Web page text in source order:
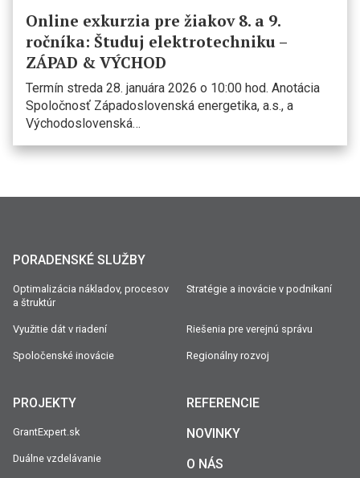
Online exkurzia pre žiakov 8. a 9.
ročníka: Študuj elektrotechniku –
ZÁPAD & VÝCHOD
Termín streda 28. januára 2026 o 10:00 hod. Anotácia
Spoločnosť Západoslovenská energetika, a.s., a
Východoslovenská…
PORADENSKÉ SLUŽBY
Optimalizácia nákladov, procesov
a štruktúr
Stratégie a inovácie v podnikaní
Využitie dát v riadení Riešenia pre verejnú správu
Spoločenské inovácie Regionálny rozvoj
PROJEKTY
GrantExpert.sk
Duálne vzdelávanie
REFERENCIE
NOVINKY
O NÁS